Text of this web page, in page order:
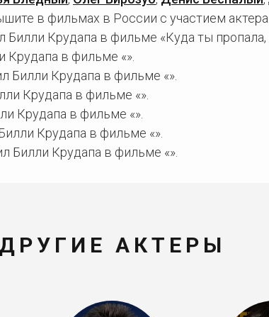
в фильмах в России с участием актера
Крудапа в фильме «Куда ты пропала,
Крудапа в фильме «».
Билли Крудапа в фильме «».
Крудапа в фильме «».
Крудапа в фильме «».
Крудапа в фильме «».
Билли Крудапа в фильме «».
ДРУГИЕ АКТЕРЫ